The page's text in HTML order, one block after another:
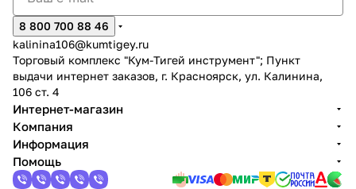
8 800 700 88 46
kalinina106@kumtigey.ru
Торговый комплекс "Кум-Тигей инструмент"; Пункт
выдачи интернет заказов, г. Красноярск, ул. Калинина,
106 ст. 4
Интернет-магазин
Компания
Информация
Помощь